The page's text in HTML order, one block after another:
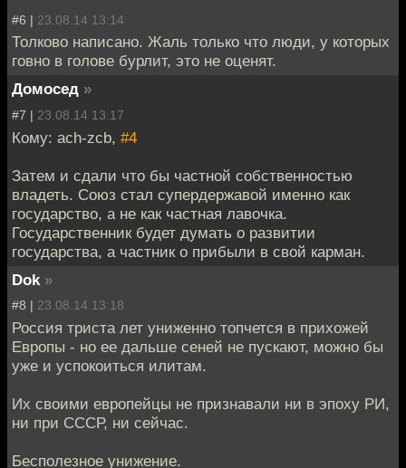
#6 | 23.08.14 13:14
Толково написано. Жаль только что люди, у которых
говно в голове бурлит, это не оценят.
Домосед »
#7 | 23.08.14 13:17
Кому: ach-zcb, #4
Затем и сдали что бы частной собственностью
владеть. Союз стал супердержавой именно как
государство, а не как частная лавочка.
Государственник будет думать о развитии
государства, а частник о прибыли в свой карман.
Dok »
#8 | 23.08.14 13:18
Россия триста лет униженно топчется в прихожей
Европы - но ее дальше сеней не пускают, можно бы
уже и успокоиться илитам.
Их своими европейцы не признавали ни в эпоху РИ,
ни при СССР, ни сейчас.
Бесполезное унижение.